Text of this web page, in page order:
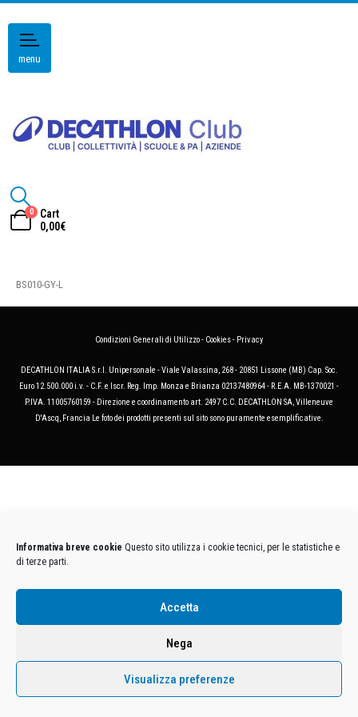
Informativa breve cookie Questo sito utilizza i cookie tecnici, per le statistiche e
di terze parti.
Accetta
Nega
Visualizza preferenze
menu
0
Cart
0,00€
BS010-GY-L
Condizioni Generali di Utilizzo- Cookies- Privacy
DECATHLON ITALIA S.r.l. Unipersonale - Viale Valassina, 268 - 20851 Lissone (MB) Cap. Soc.
Euro 12.500.000 i.v. - C.F. e Iscr. Reg. Imp. Monza e Brianza 02137480964 - R.E.A. MB-1370021 -
P.IVA. 11005760159 - Direzione e coordinamento art. 2497 C.C. DECATHLON SA, Villeneuve
D'Ascq, Francia Le foto dei prodotti presenti sul sito sono puramente esemplificative.